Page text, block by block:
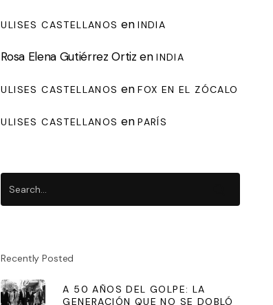
ULISES CASTELLANOS enINDIA
Rosa Elena Gutiérrez Ortiz enINDIA
ULISES CASTELLANOS enFOX EN EL ZÓCALO
ULISES CASTELLANOS enPARÍS
Recently Posted
A 50 AÑOS DEL GOLPE: LA
GENERACIÓN QUE NO SE DOBLÓ